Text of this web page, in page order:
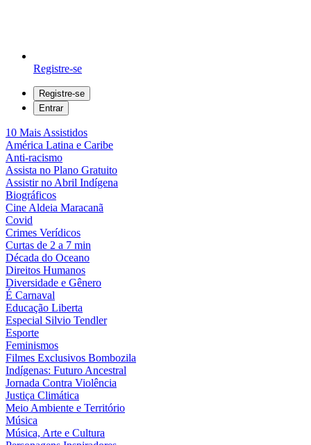
Registre-se
Registre-se
Entrar
10 Mais Assistidos
América Latina e Caribe
Anti-racismo
Assista no Plano Gratuito
Assistir no Abril Indígena
Biográficos
Cine Aldeia Maracanã
Covid
Crimes Verídicos
Curtas de 2 a 7 min
Década do Oceano
Direitos Humanos
Diversidade e Gênero
É Carnaval
Educação Liberta
Especial Silvio Tendler
Esporte
Feminismos
Filmes Exclusivos Bombozila
Indígenas: Futuro Ancestral
Jornada Contra Violência
Justiça Climática
Meio Ambiente e Território
Música
Música, Arte e Cultura